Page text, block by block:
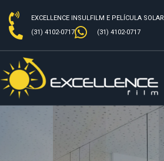
EXCELLENCE INSULFILM E PELÍCULA SOLAR
(31) 4102-0717
(31) 4102-0717